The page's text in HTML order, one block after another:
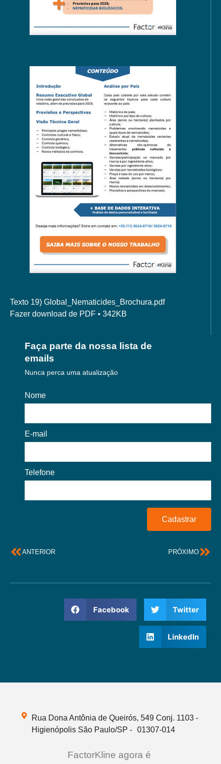
Texto 19) Global_Nematicides_Brochura.pdf
Fazer download de PDF • 342KB
Faça parte da nossa lista de
emails
Nunca perca uma atualização
Nome
E-mail
Telefone
Cadastrar
ANTERIOR PRÓXIMO
Facebook Twitter
LinkedIn
Rua Dona Antônia de Queirós, 549 Conj. 1103 -
Higienópolis São Paulo/SP - 01307-014
FactorKline agora é